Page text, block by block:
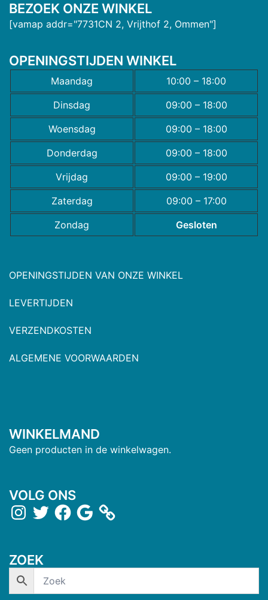
BEZOEK ONZE WINKEL
[vamap addr="7731CN 2, Vrijthof 2, Ommen"]
OPENINGSTIJDEN WINKEL
Maandag
10:00 – 18:00
Dinsdag
09:00 – 18:00
Woensdag
09:00 – 18:00
Donderdag
09:00 – 18:00
Vrijdag
09:00 – 19:00
Zaterdag
09:00 – 17:00
Zondag
Gesloten
OPENINGSTIJDEN VAN ONZE WINKEL
LEVERTIJDEN
VERZENDKOSTEN
ALGEMENE VOORWAARDEN
WINKELMAND
Geen producten in de winkelwagen.
VOLG ONS
ZOEK